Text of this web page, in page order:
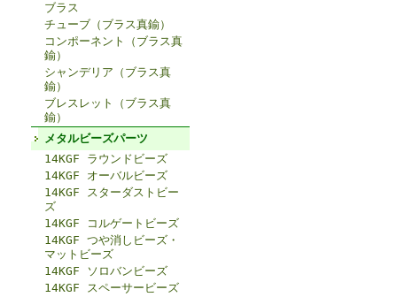
ブラス
チューブ（ブラス真鍮）
コンポーネント（ブラス真
鍮）
シャンデリア（ブラス真
鍮）
ブレスレット（ブラス真
鍮）
メタルビーズパーツ
14KGF ラウンドビーズ
14KGF オーバルビーズ
14KGF スターダストビー
ズ
14KGF コルゲートビーズ
14KGF つや消しビーズ・
マットビーズ
14KGF ソロバンビーズ
14KGF スペーサービーズ